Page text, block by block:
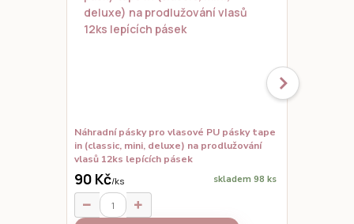
Náhradní pásky pro vlasové PU pásky tape
in (classic, mini, deluxe) na prodlužování
vlasů 12ks lepících pásek
90 Kč/ks skladem 98 ks